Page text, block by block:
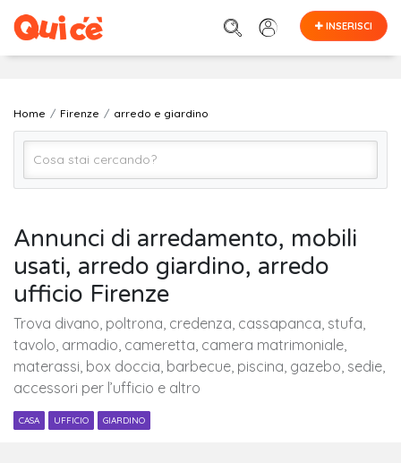
INSERISCI
Home Firenze arredo e giardino
Firenze
Cerca
Annunci di arredamento, mobili
usati, arredo giardino, arredo
ufficio Firenze
Trova divano, poltrona, credenza, cassapanca, stufa,
tavolo, armadio, cameretta, camera matrimoniale,
materassi, box doccia, barbecue, piscina, gazebo, sedie,
accessori per l’ufficio e altro
CASA UFFICIO GIARDINO